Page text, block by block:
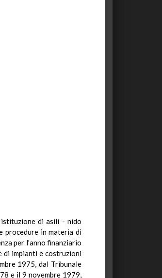
di asili - nido
procedure in materia di
per l'anno finanziario
di impianti e costruzioni
1975, dal Tribunale
e il 9 novembre 1979,